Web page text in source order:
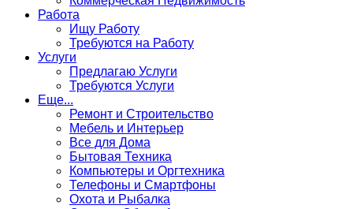
Работа
Ищу Работу
Требуются на Работу
Услуги
Предлагаю Услуги
Требуются Услуги
Еще...
Ремонт и Строительство
Мебель и Интерьер
Все для Дома
Бытовая Техника
Компьютеры и Оргтехника
Телефоны и Смартфоны
Охота и Рыбалка